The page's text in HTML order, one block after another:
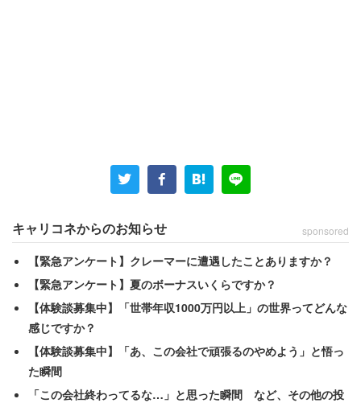
キャリコネからのお知らせ sponsored
【緊急アンケート】クレーマーに遭遇したことありますか？
【緊急アンケート】夏のボーナスいくらですか？
【体験談募集中】「世帯年収1000万円以上」の世界ってどんな
感じですか？
【体験談募集中】「あ、この会社で頑張るのやめよう」と悟っ
た瞬間
「この会社終わってるな…」と思った瞬間 など、その他の投